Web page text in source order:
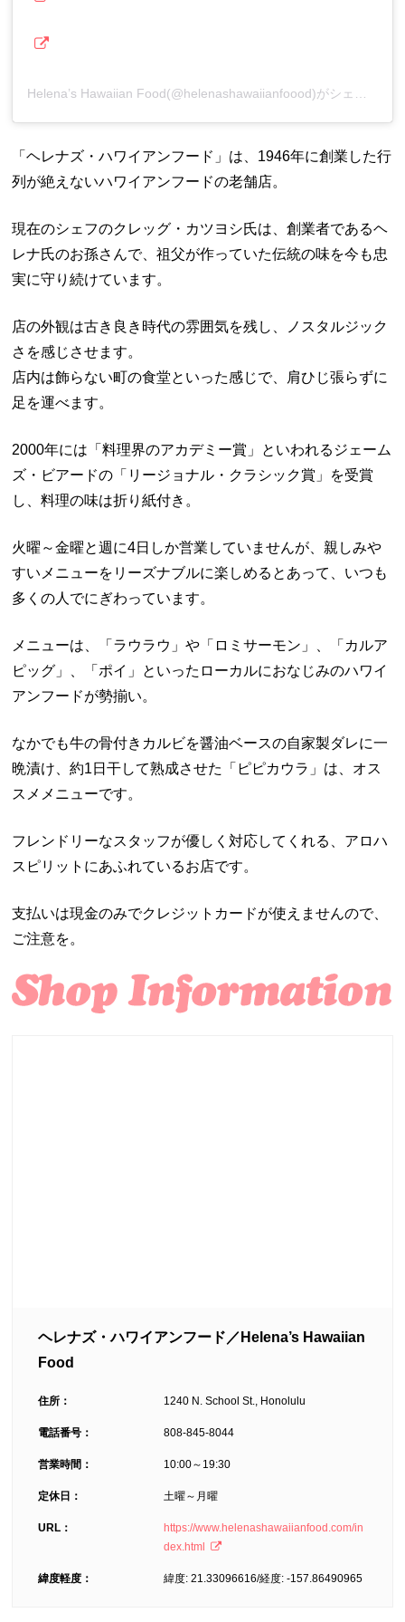
「ヘレナズ・ハワイアンフード」は、1946年に創業した行
列が絶えないハワイアンフードの老舗店。
現在のシェフのクレッグ・カツヨシ氏は、創業者であるヘ
レナ氏のお孫さんで、祖父が作っていた伝統の味を今も忠
実に守り続けています。
店の外観は古き良き時代の雰囲気を残し、ノスタルジック
さを感じさせます。
店内は飾らない町の食堂といった感じで、肩ひじ張らずに
足を運べます。
2000年には「料理界のアカデミー賞」といわれるジェーム
ズ・ビアードの「リージョナル・クラシック賞」を受賞
し、料理の味は折り紙付き。
火曜～金曜と週に4日しか営業していませんが、親しみや
すいメニューをリーズナブルに楽しめるとあって、いつも
多くの人でにぎわっています。
メニューは、「ラウラウ」や「ロミサーモン」、「カルア
ピッグ」、「ポイ」といったローカルにおなじみのハワイ
アンフードが勢揃い。
なかでも牛の骨付きカルビを醤油ベースの自家製ダレに一
晩漬け、約1日干して熟成させた「ピピカウラ」は、オス
スメメニューです。
フレンドリーなスタッフが優しく対応してくれる、アロハ
スピリットにあふれているお店です。
支払いは現金のみでクレジットカードが使えませんので、
ご注意を。
ヘレナズ・ハワイアンフード／Helena’s Hawaiian
Food
住所： 1240 N. School St., Honolulu
電話番号： 808-845-8044
営業時間： 10:00～19:30
定休日： 土曜～月曜
URL：
https://www.helenashawaiianfood.com/in
dex.html
緯度軽度： 緯度: 21.33096616/経度: -157.86490965